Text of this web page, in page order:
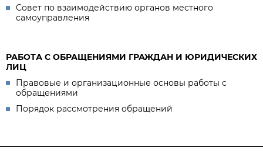
Совет по взаимодействию органов местного
самоуправления
РАБОТА С ОБРАЩЕНИЯМИ ГРАЖДАН И ЮРИДИЧЕСКИХ
ЛИЦ
Правовые и организационные основы работы с
обращениями
Порядок рассмотрения обращений